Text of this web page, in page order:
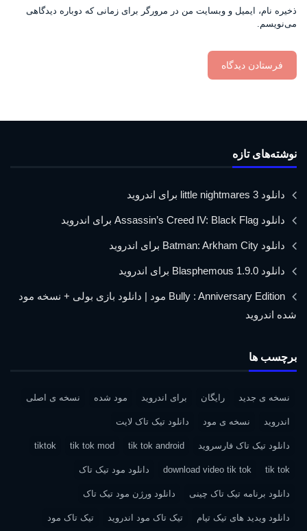
ذخیره نام، ایمیل و وبسایت من در مرورگر برای زمانی که دوباره دیدگاهی
می‌نویسم.
نوشته‌های تازه
دانلود little nightmares 3 برای اندروید
دانلود Assassin’s Creed IV: Black Flag برای اندروید
دانلود Batman: Arkham City برای اندروید
دانلود Blasphemous 1.9.0 برای اندروید
Bully : Anniversary Edition مود | دانلود بازی بولی + نسخه مود
شده اندروید
برچسب ها
نسخه ی جدید رایگان برای اندروید مود شده نسخه ی اصلی
اندروید نسخه ی مود دانلود تیک تاک لایت
دانلود تیک تاک فارسروید tik tok android
tik tok mod
tiktok
tik tok
download video tik tok دانلود مود تیک تاک
دانلود برنامه تیک تاک چینی دانلود ورژن مود تیک تاک
دانلود ویدید های تیک تیام تیک تاک مود اندروید تیک تاک مود